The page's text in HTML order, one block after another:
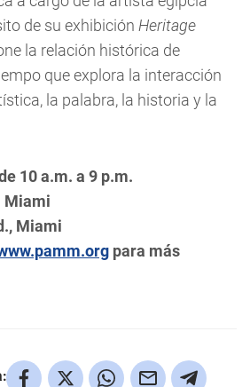
de su exhibición Heritage
la relación histórica de
que explora la interacción
la palabra, la historia y la
10 a.m. a 9 p.m.
Miami
Miami
para más